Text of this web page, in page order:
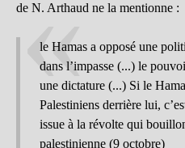
de N. Arthaud ne la mentionne :
le Hamas a opposé une
dans l’impasse (...) le
une dictature (...) Si le
Palestiniens derrière lui,
issue à la révolte qui
palestinienne (9 octobre)